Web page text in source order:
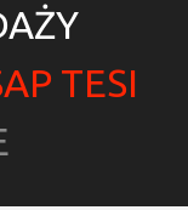
TESI